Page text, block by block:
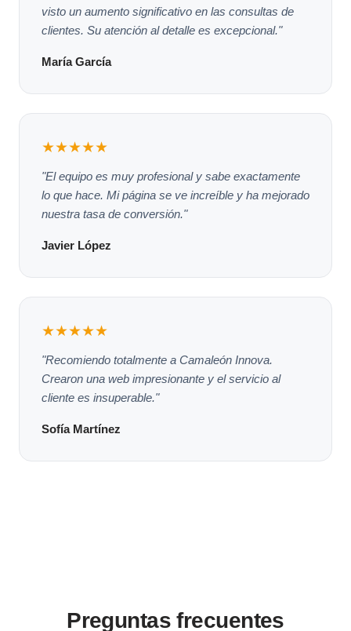
visto un aumento significativo en las consultas de
clientes. Su atención al detalle es excepcional."
María García
★★★★★
"El equipo es muy profesional y sabe exactamente
lo que hace. Mi página se ve increíble y ha mejorado
nuestra tasa de conversión."
Javier López
★★★★★
"Recomiendo totalmente a Camaleón Innova.
Crearon una web impresionante y el servicio al
cliente es insuperable."
Sofía Martínez
Preguntas frecuentes